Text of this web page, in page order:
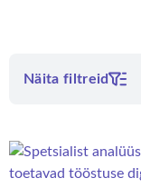
Näita filtreid